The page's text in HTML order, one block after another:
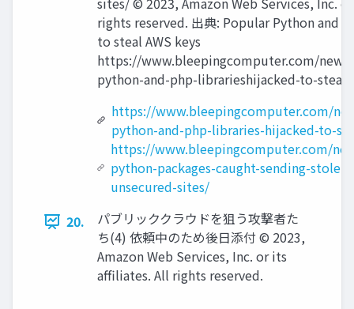
rights reserved. 出典: Popular Python and
to steal AWS keys
https://www.bleepingcomputer.com/
python-and-php-librarieshijacked-to-steal-
https://www.bleepingcomputer.com/
python-and-php-libraries-hijacked-to-
https://www.bleepingcomputer.com/
python-packages-caught-sending-
unsecured-sites/
20.
パブリッククラウドを狙う攻撃者た
ち(4) 依頼中のため後日添付 © 2023,
Amazon Web Services, Inc. or its
affiliates. All rights reserved.